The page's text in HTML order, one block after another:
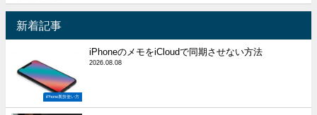
新着記事
iPhone裏技使い方
iPhoneのメモをiCloudで同期させない方法
2026.08.08